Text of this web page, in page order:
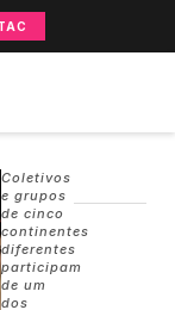
Coletivos
e grupos
de cinco
continentes
diferentes
participam
de um
dos